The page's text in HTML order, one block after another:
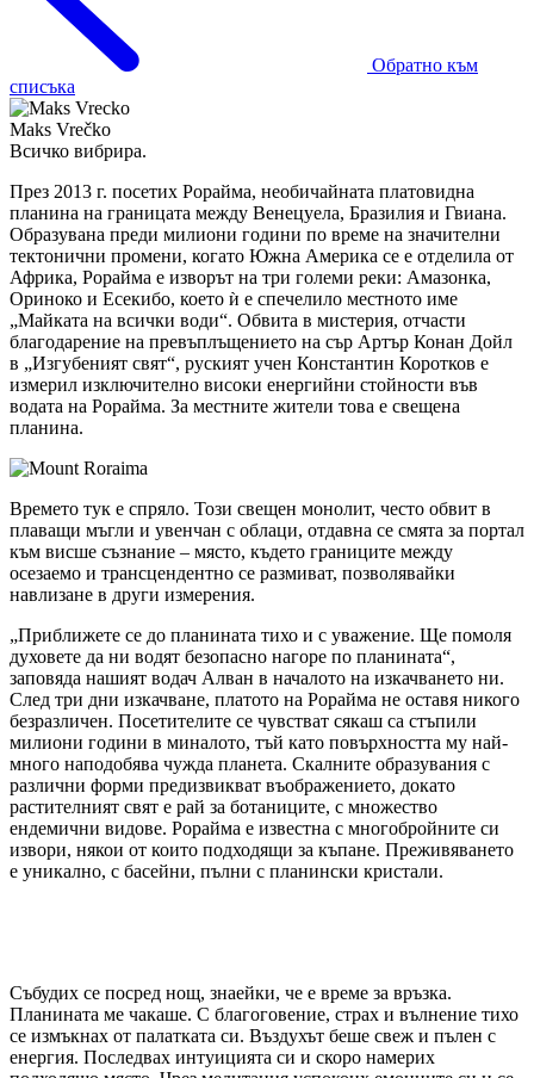
Обратно към
списъка
Maks Vrečko
Всичко вибрира.
През 2013 г. посетих Рорайма, необичайната платовидна
планина на границата между Венецуела, Бразилия и Гвиана.
Образувана преди милиони години по време на значителни
тектонични промени, когато Южна Америка се е отделила от
Африка, Рорайма е изворът на три големи реки: Амазонка,
Ориноко и Есекибо, което ѝ е спечелило местното име
„Майката на всички води“. Обвита в мистерия, отчасти
благодарение на превъплъщението на сър Артър Конан Дойл
в „Изгубеният свят“, руският учен Константин Коротков е
измерил изключително високи енергийни стойности във
водата на Рорайма. За местните жители това е свещена
планина.
Времето тук е спряло. Този свещен монолит, често обвит в
плаващи мъгли и увенчан с облаци, отдавна се смята за портал
към висше съзнание – място, където границите между
осезаемо и трансцендентно се размиват, позволявайки
навлизане в други измерения.
„Приближете се до планината тихо и с уважение. Ще помоля
духовете да ни водят безопасно нагоре по планината“,
заповяда нашият водач Алван в началото на изкачването ни.
След три дни изкачване, платото на Рорайма не оставя никого
безразличен. Посетителите се чувстват сякаш са стъпили
милиони години в миналото, тъй като повърхността му най-
много наподобява чужда планета. Скалните образувания с
различни форми предизвикват въображението, докато
растителният свят е рай за ботаниците, с множество
ендемични видове. Рорайма е известна с многобройните си
извори, някои от които подходящи за къпане. Преживяването
е уникално, с басейни, пълни с планински кристали.
Събудих се посред нощ, знаейки, че е време за връзка.
Планината ме чакаше. С благоговение, страх и вълнение тихо
се измъкнах от палатката си. Въздухът беше свеж и пълен с
енергия. Последвах интуицията си и скоро намерих